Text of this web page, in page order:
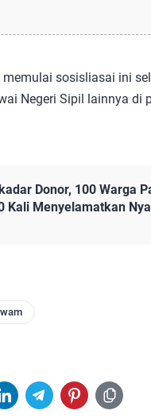
memulai sosisliasai ini
Negeri Sipil lainnya di
Donor, 100 Warga
Kali Menyelamatkan